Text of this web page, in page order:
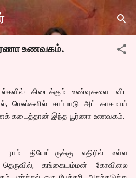
to main content
உணவகம்.
கிடைக்கும் உண்வுகளை விட
மெஸ்களில் சாப்பாடு அட்டகாசமாய்
கடைத்தான் இந்த பூர்ணா உணவகம்.
தியேட்டருக்கு எதிரில் உள்ள
கங்கையம்மன் கோவிலை